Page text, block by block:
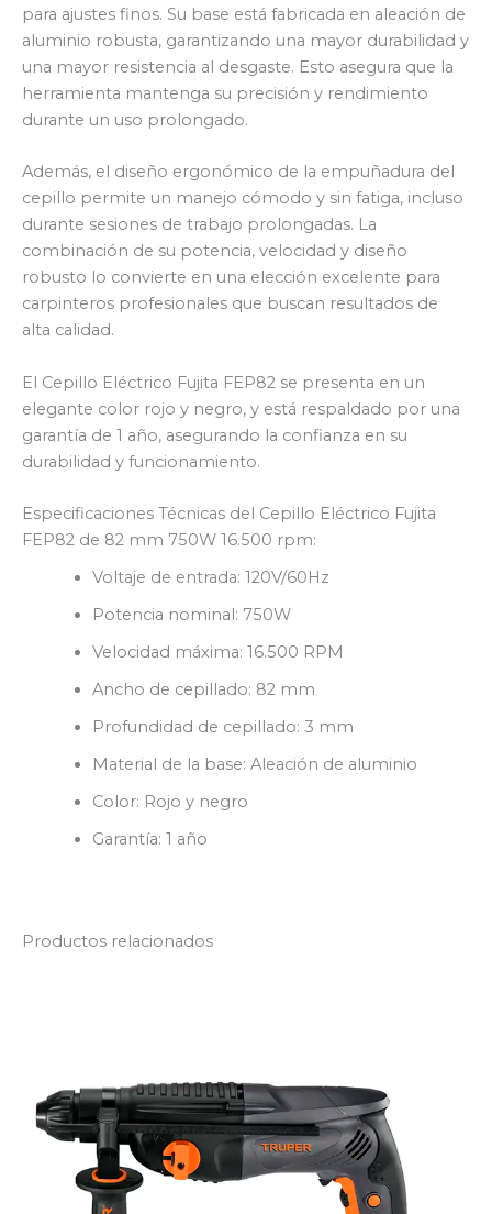
para ajustes finos. Su base está fabricada en aleación de
aluminio robusta, garantizando una mayor durabilidad y
una mayor resistencia al desgaste. Esto asegura que la
herramienta mantenga su precisión y rendimiento
durante un uso prolongado.
Además, el diseño ergonómico de la empuñadura del
cepillo permite un manejo cómodo y sin fatiga, incluso
durante sesiones de trabajo prolongadas. La
combinación de su potencia, velocidad y diseño
robusto lo convierte en una elección excelente para
carpinteros profesionales que buscan resultados de
alta calidad.
El Cepillo Eléctrico Fujita FEP82 se presenta en un
elegante color rojo y negro, y está respaldado por una
garantía de 1 año, asegurando la confianza en su
durabilidad y funcionamiento.
Especificaciones Técnicas del Cepillo Eléctrico Fujita
FEP82 de 82 mm 750W 16.500 rpm:
Voltaje de entrada: 120V/60Hz
Potencia nominal: 750W
Velocidad máxima: 16.500 RPM
Ancho de cepillado: 82 mm
Profundidad de cepillado: 3 mm
Material de la base: Aleación de aluminio
Color: Rojo y negro
Garantía: 1 año
Productos relacionados